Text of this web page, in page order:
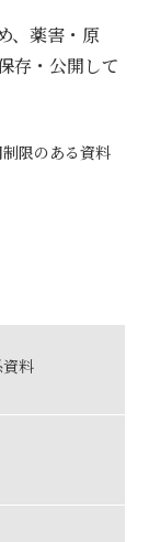
、薬害・原
存・公開して
限のある資料
料